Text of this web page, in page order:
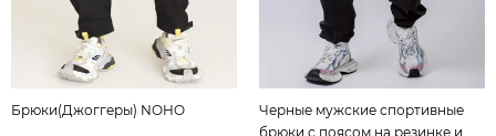
Брюки(Джоггеры) NOHO
Черные мужские спортивные
брюки с поясом на резинке и